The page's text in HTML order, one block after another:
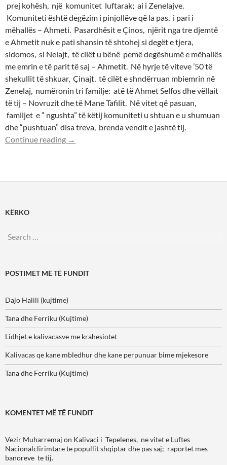
prej kohësh, një komunitet luftarak; ai i Zenelajve.
Komuniteti është degëzim i pinjollëve që la pas, i pari i
mëhallës – Ahmeti. Pasardhësit e Çinos, njërit nga tre djemtë
e Ahmetit nuk e pati shansin të shtohej si degët e tjera,
sidomos, si Nelajt, të cilët u bënë pemë degëshumë e mëhallës
me emrin e të parit të saj – Ahmetit. Në hyrje të viteve ’50 të
shekullit të shkuar, Çinajt, të cilët e shndërruan mbiemrin në
Zenelaj, numëronin tri familje: atë të Ahmet Selfos dhe vëllait
të tij – Novruzit dhe të Mane Tafilit. Në vitet që pasuan,
familjet e “ ngushta” të këtij komuniteti u shtuan e u shumuan
dhe “pushtuan” disa treva, brenda vendit e jashtë tij.
Continue reading Fisniku i fismë
→
KËRKO
Search
POSTIMET MË TË FUNDIT
Dajo Halili (kujtime)
Tana dhe Ferriku (Kujtime)
Lidhjet e kalivacasve me krahesiotet
Kalivacas qe kane mbledhur dhe kane perpunuar bime mjekesore
Tana dhe Ferriku (Kujtime)
KOMENTET MË TË FUNDIT
Vezir Muharremaj on Kalivaci i Tepelenes, ne vitet e Luftes
Nacionalclirimtare te popullit shqiptar dhe pas saj; raportet mes
banoreve te tij.